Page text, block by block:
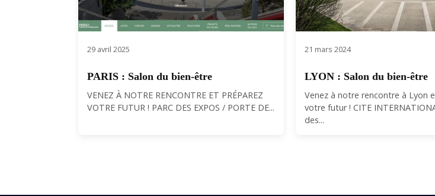
29 avril 2025
PARIS : Salon du bien-être
VENEZ À NOTRE RENCONTRE ET PRÉPAREZ
VOTRE FUTUR ! PARC DES EXPOS / PORTE DE...
21 mars 2024
LYON : Salon du bien-être
Venez à notre rencontre à Lyon
votre futur ! CITE
des...